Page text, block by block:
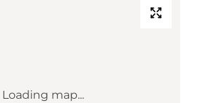
Loading map...